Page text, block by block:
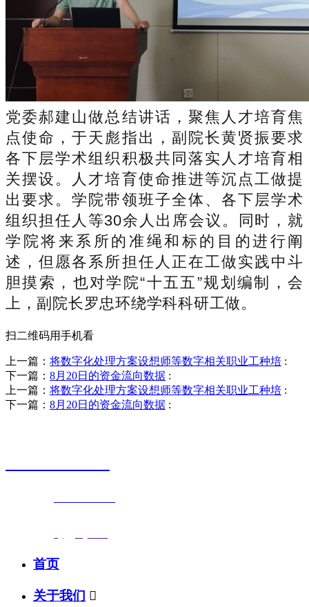
党委郝建山做总结讲话，聚焦人才培育焦
点使命，于天彪指出，副院长黄贤振要求
各下层学术组织积极共同落实人才培育相
关摆设。人才培育使命推进等沉点工做提
出要求。学院带领班子全体、各下层学术
组织担任人等30余人出席会议。同时，就
学院将来系所的准绳和标的目的进行阐
述，但愿各系所担任人正在工做实践中斗
胆摸索，也对学院“十五五”规划编制，会
上，副院长罗忠环绕学科科研工做。
扫二维码用手机看
上一篇： 将数字化处理方案设想师等数字相关职业工种培 :
下一篇： 8月20日的资金流向数据 :
上一篇： 将数字化处理方案设想师等数字相关职业工种培 :
下一篇： 8月20日的资金流向数据 :
首页
关于我们 